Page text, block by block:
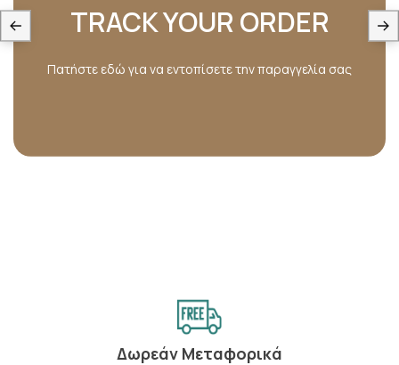
TRACK YOUR ORDER
Πατήστε εδώ για να εντοπίσετε την παραγγελία σας
Δωρεάν Μεταφορικά